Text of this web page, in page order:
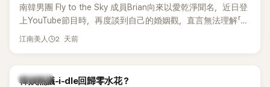
南韓男團 Fly to the Sky 成員Brian向來以愛乾淨聞名，近日登
上YouTube節目時，再度談到自己的婚姻觀，直言無法理解「連
另一半的口臭、便便臭都要愛」這種說法，更大方表明自己是不
江南美人 2 天前
熱議討論
韓娛熱議-i-dle回歸零水花？